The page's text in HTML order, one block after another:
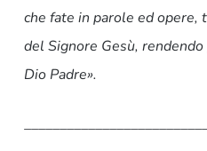
che fate in parole ed opere,
del Signore Gesù,
Dio Padre».